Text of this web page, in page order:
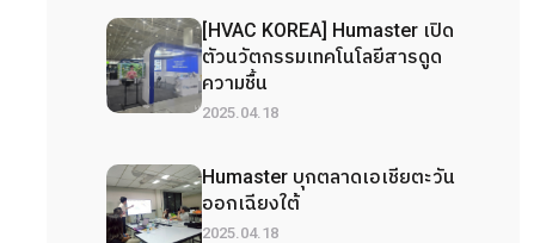
[HVAC KOREA] Humaster เปิด
ตัวนวัตกรรมเทคโนโลยีสารดูด
ความชื้น
2025.04.18
Humaster บุกตลาดเอเชียตะวัน
ออกเฉียงใต้
2025.04.18